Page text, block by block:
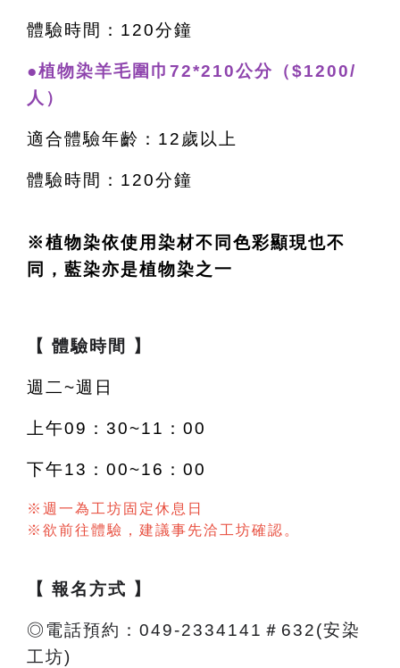
體驗時間：120分鐘
●植物染羊毛圍巾72*210公分（$1200/
人）
適合體驗年齡：12歲以上
體驗時間：120分鐘
※植物染依使用染材不同色彩顯現也不
同，藍染亦是植物染之一
【 體驗時間 】
週二~週日
上午09：30~11：00
下午13：00~16：00
※週一為工坊固定休息日
※欲前往體驗，建議事先洽工坊確認。
【 報名方式 】
◎電話預約：049-2334141＃632(安染
工坊)